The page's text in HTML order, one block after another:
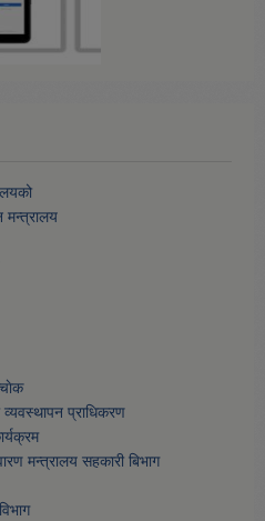
मन्त्रालय
व्यवस्थापन प्राधिकरण
मन्त्रालय सहकारी बिभाग